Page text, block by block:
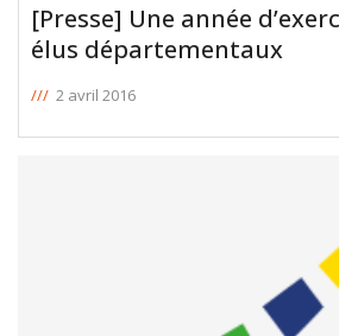
[Presse] Une année
élus départementaux
/// 2 avril 2016